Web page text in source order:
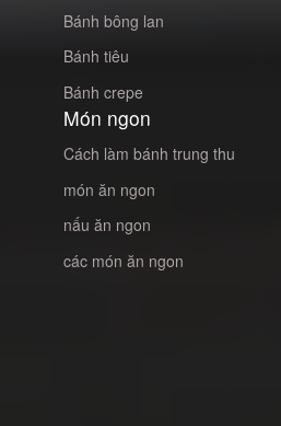
Bánh bông lan
Bánh tiêu
Bánh crepe
Món ngon
Cách làm bánh trung thu
món ăn ngon
nấu ăn ngon
các món ăn ngon